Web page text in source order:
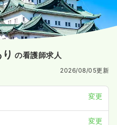
の看護師求人
2026/08/05更新
変更
変更